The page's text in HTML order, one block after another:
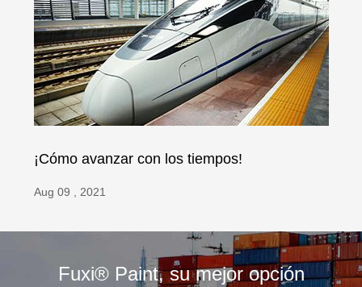
¡Cómo avanzar con los tiempos!
Aug 09 , 2021
Fuxi® Paint, su mejor opción